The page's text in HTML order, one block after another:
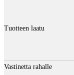
Tuotteen laatu
Vastinetta rahalle